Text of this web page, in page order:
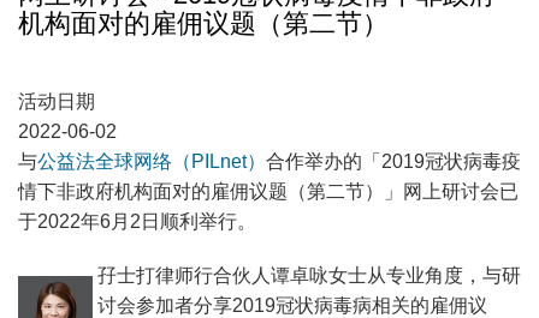
机构面对的雇佣议题（第二节）
活动日期
2022-06-02
与公益法全球网络（PILnet） 合作举办的「2019冠状病毒疫
情下非政府机构面对的雇佣议题（第二节）」网上研讨会已
于2022年6月2日顺利举行。
孖士打律师行合伙人谭卓咏女士从专业角度，与研
讨会参加者分享2019冠状病毒病相关的雇佣议